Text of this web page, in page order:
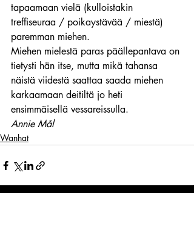
tapaamaan vielä (kulloistakin
treffiseuraa / poikaystävää / miestä)
paremman miehen.
Miehen mielestä paras päällepantava on
tietysti hän itse, mutta mikä tahansa
näistä viidestä saattaa saada miehen
karkaamaan deitiltä jo heti
ensimmäisellä vessareissulla.
Annie Mål
Wanhat